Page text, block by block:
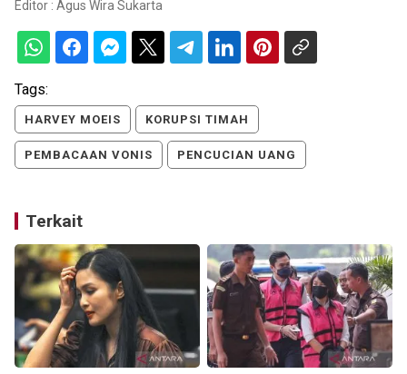
Editor : Agus Wira Sukarta
Tags:
HARVEY MOEIS KORUPSI TIMAH
PEMBACAAN VONIS PENCUCIAN UANG
Terkait